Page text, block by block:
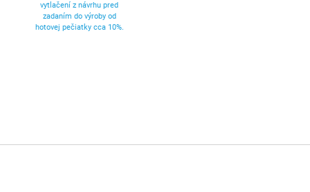
vytlačení z návrhu pred
zadaním do výroby od
hotovej pečiatky cca 10%.